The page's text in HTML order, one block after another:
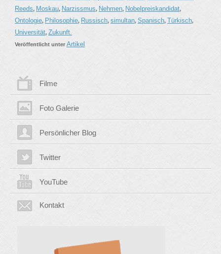
Reeds, Moskau, Narzissmus, Nehmen, Nobelpreiskandidat,
Ontologie, Philosophie, Russisch, simultan, Spanisch, Türkisch,
Universität, Zukunft.
Veröffentlicht unter Artikel
Filme
Foto Galerie
Persönlicher Blog
Twitter
YouTube
Kontakt